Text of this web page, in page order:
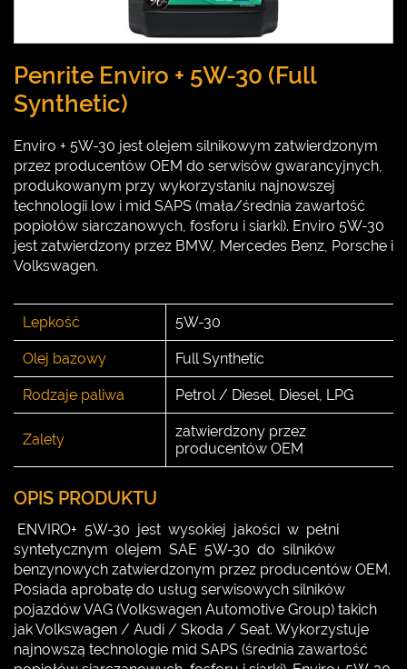
Penrite Enviro + 5W-30 (Full
Synthetic)
Enviro + 5W-30 jest olejem silnikowym zatwierdzonym
przez producentów OEM do serwisów gwarancyjnych,
produkowanym przy wykorzystaniu najnowszej
technologii low i mid SAPS (mała/średnia zawartość
popiołów siarczanowych, fosforu i siarki). Enviro 5W-30
jest zatwierdzony przez BMW, Mercedes Benz, Porsche i
Volkswagen.
Lepkość 5W-30
Olej bazowy Full Synthetic
Rodzaje paliwa Petrol / Diesel, Diesel, LPG
Zalety
zatwierdzony przez
producentów OEM
OPIS PRODUKTU
ENVIRO+ 5W-30 jest wysokiej jakości w pełni
syntetycznym olejem SAE 5W-30 do silników
benzynowych zatwierdzonym przez producentów OEM.
Posiada aprobatę do usług serwisowych silników
pojazdów VAG (Volkswagen Automotive Group) takich
jak Volkswagen / Audi / Skoda / Seat. Wykorzystuje
najnowszą technologie mid SAPS (średnia zawartość